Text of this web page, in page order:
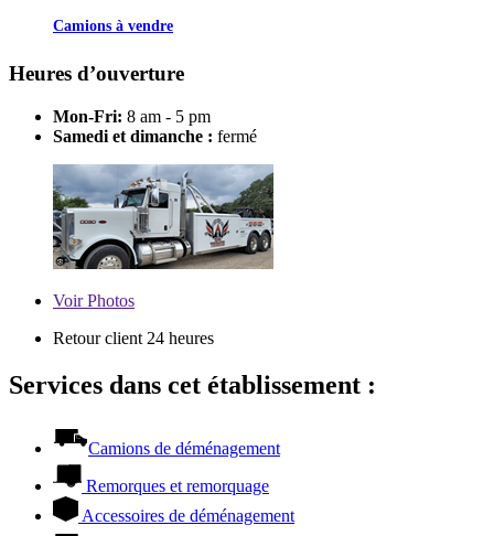
Camions à vendre
Heures d’ouverture
Mon-Fri: 8 am - 5 pm
Samedi et dimanche : fermé
VoirPhotos
Retour client 24 heures
Services dans cet établissement :
Camions de déménagement
Remorques et remorquage
Accessoires de déménagement